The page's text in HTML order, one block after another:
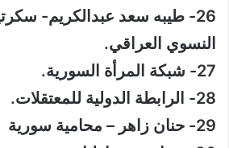
26- طيبه سعد عبدالكريم-
النسوي العراقي.
27- شبكة المرأة السورية.
28- الرابطة الدولية للمعتقلات.
29- حنان زاهر – محامية سورية